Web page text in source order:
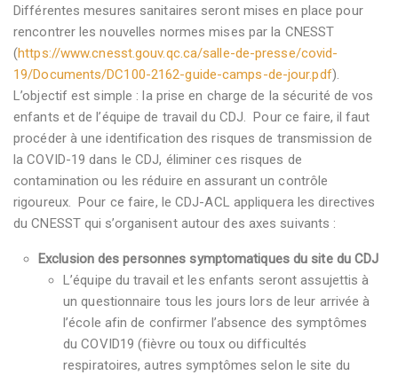
Différentes mesures sanitaires seront mises en place pour
rencontrer les nouvelles normes mises par la CNESST
(https://www.cnesst.gouv.qc.ca/salle-de-presse/covid-
19/Documents/DC100-2162-guide-camps-de-jour.pdf).
L’objectif est simple : la prise en charge de la sécurité de vos
enfants et de l’équipe de travail du CDJ. Pour ce faire, il faut
procéder à une identification des risques de transmission de
la COVID-19 dans le CDJ, éliminer ces risques de
contamination ou les réduire en assurant un contrôle
rigoureux. Pour ce faire, le CDJ-ACL appliquera les directives
du CNESST qui s’organisent autour des axes suivants :
Exclusion des personnes symptomatiques du site du CDJ
L’équipe du travail et les enfants seront assujettis à
un questionnaire tous les jours lors de leur arrivée à
l’école afin de confirmer l’absence des symptômes
du COVID19 (fièvre ou toux ou difficultés
respiratoires, autres symptômes selon le site du